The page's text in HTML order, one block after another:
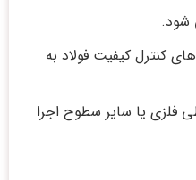
شود.
کنترل کیفیت فولاد به
فلزی یا سایر سطوح اجرا